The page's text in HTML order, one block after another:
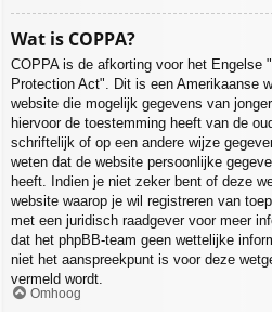
Wat is COPPA?
COPPA is de afkorting voor het Engelse
Protection Act". Dit is een Amerikaanse
website die mogelijk gegevens van
hiervoor de toestemming heeft van de
schriftelijk of op een andere wijze
weten dat de website persoonlijke
heeft. Indien je niet zeker bent of deze
website waarop je wil registreren van
met een juridisch raadgever voor meer
dat het phpBB-team geen wettelijke
niet het aanspreekpunt is voor deze
vermeld wordt.
Omhoog